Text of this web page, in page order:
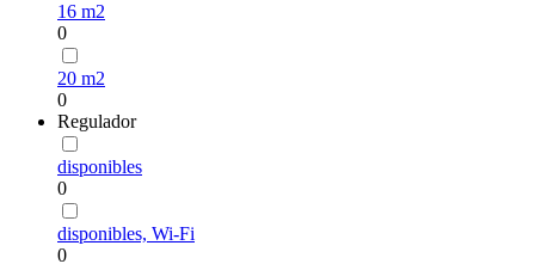
16 m2
0
20 m2
0
Regulador
disponibles
0
disponibles, Wi-Fi
0